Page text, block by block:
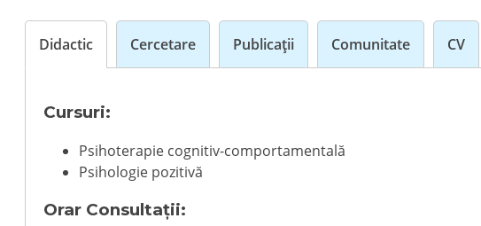
Didactic Cercetare Publicații Comunitate CV
Cursuri:
Psihoterapie cognitiv-comportamentală
Psihologie pozitivă
Orar Consultații: